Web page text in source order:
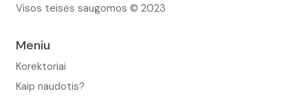
Visos teisės saugomos © 2023
Meniu
Korektoriai
Kaip naudotis?